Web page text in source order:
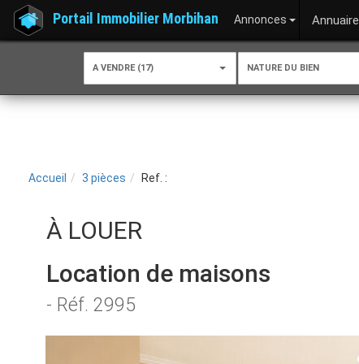
Portail Immobilier Morbihan Annonces Annuaire
A VENDRE (17) NATURE DU BIEN
Accueil 3 pièces Ref. :
À LOUER
Location de maisons
- Réf. 2995